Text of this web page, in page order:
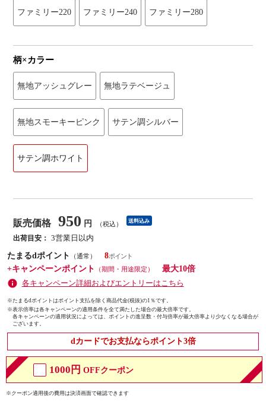
ファミリー220 ファミリー240 ファミリー280
柄×カラー
無地アッシュグレー 無地ラテベージュ
無地スモーキーピンク サテン調シルバー
サテン調ホワイト
販売価格 950 円 （税込） 送料込み
出荷目安： 3営業日以内
たまるdポイント
（通常）
8
+キャンペーンポイント
（期間・用途限定）
最大10倍
各キャンペーン詳細およびエントリーはこちら
※たまるdポイントはポイント支払を除く商品代金(税抜)の1％です。
※表示倍率は各キャンペーンの適用条件を全て満たした場合の最大倍率です。
各キャンペーンの適用状況によっては、ポイントの進呈数・付与倍率が最大倍率より少なくなる場合が
ございます。
dカードでお支払ならポイント3倍
1000円 OFFクーポン
※クーポン適用後の費用は決済画面で確認できます